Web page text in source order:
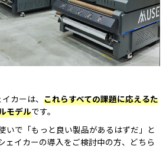
カーは、 これらすべての課題に応えるた
モデルです。
いで「もっと良い製品があるはずだ」と
ェイカーの導入をご検討中の方、どちら